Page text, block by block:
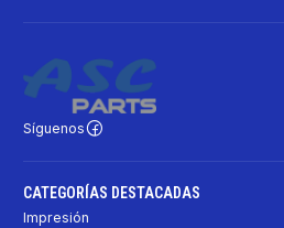
Síguenos
CATEGORÍAS DESTACADAS
Impresión